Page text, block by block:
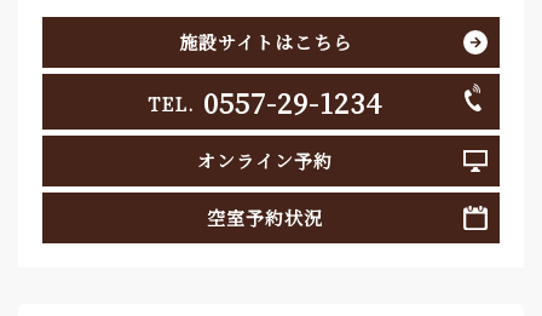
施設サイトはこちら
TEL. 0557-29-1234
オンライン予約
空室予約状況